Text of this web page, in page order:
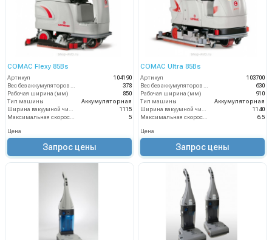
COMAC Flexy 85Bs
Артикул
104190
Вес без аккумуляторов (кг)
378
Рабочая ширина (мм)
850
Тип машины
Аккумуляторная
Ширина вакуумной чистки (мм)
1115
Максимальная скорость движения (км/ч)
5
Цена
Запрос цены
COMAC Ultra 85Bs
Артикул
103700
Вес без аккумуляторов (кг)
630
Рабочая ширина (мм)
910
Тип машины
Аккумуляторная
Ширина вакуумной чистки (мм)
1140
Максимальная скорость движения (км/ч)
6.5
Цена
Запрос цены